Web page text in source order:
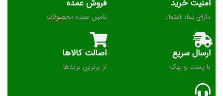
امنیت خرید
دارای نماد اعتماد
فروش عمده
تامین عمده محصولات
ارسال سریع
با پست و پیک
اصالت کالاها
از برترین برندها